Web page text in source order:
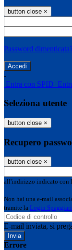
button close ×
Password
-
Entra con SPID
Seleziona utente
button close ×
Recupero
button close ×
all'indirizzo indicato con
Non hai una e-mail
tramite la Login Spaggiari
E-mail inviata, si
Errore